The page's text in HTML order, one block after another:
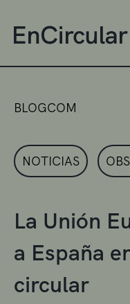
BLOGCOM
NOTICIAS
La Unión
a España
circular